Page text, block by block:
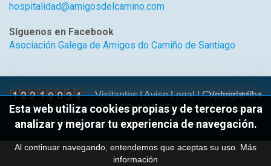
hospitalidad@amigosdelcamino.com
Síguenos en Facebook
Asociación Galega de Amigos do Camiño de Santiago
Volver arriba
Visitantes |Aviso Legal| Copyright ©
AGACS 2017 | Todos los derechos
reservados | Design byNOVATEDI DIXITAL
Esta web utiliza cookies propias y de terceros para
analizar y mejorar tu experiencia de navegación.
Al continuar navegando, entendemos que aceptas su uso. Más
información